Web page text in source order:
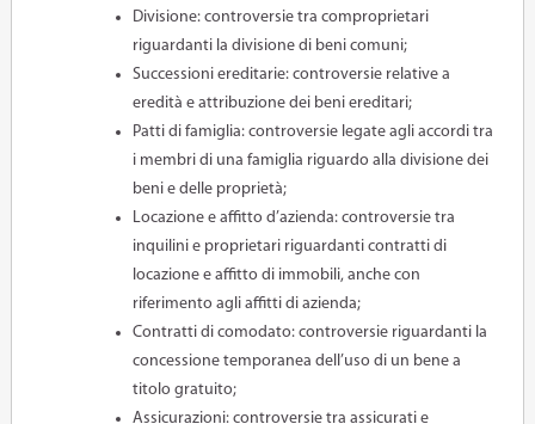
Divisione: controversie tra comproprietari
riguardanti la divisione di beni comuni;
Successioni ereditarie: controversie relative a
eredità e attribuzione dei beni ereditari;
Patti di famiglia: controversie legate agli accordi tra
i membri di una famiglia riguardo alla divisione dei
beni e delle proprietà;
Locazione e affitto d’azienda: controversie tra
inquilini e proprietari riguardanti contratti di
locazione e affitto di immobili, anche con
riferimento agli affitti di azienda;
Contratti di comodato: controversie riguardanti la
concessione temporanea dell’uso di un bene a
titolo gratuito;
Assicurazioni: controversie tra assicurati e